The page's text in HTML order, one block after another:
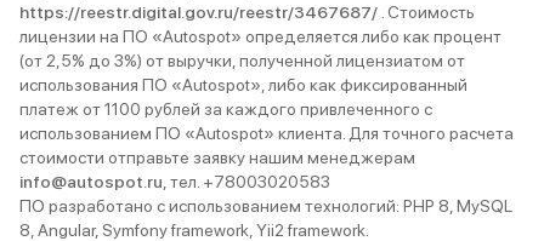
https://reestr.digital.gov.ru/reestr/3467687/ . Стоимость
лицензии на ПО «Autospot» определяется либо как процент
(от 2,5% до 3%) от выручки, полученной лицензиатом от
использования ПО «Autospot», либо как фиксированный
платеж от 1100 рублей за каждого привлеченного с
использованием ПО «Autospot» клиента. Для точного расчета
стоимости отправьте заявку нашим менеджерам
info@autospot.ru , тел. +78003020583
ПО разработано с использованием технологий: PHP 8, MySQL
8, Angular, Symfony framework, Yii2 framework.